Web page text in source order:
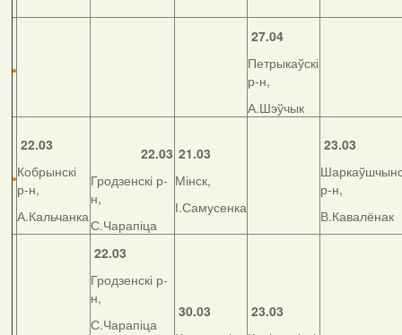
27.04
Петрыкаўскі
р-н,
А.Шэўчык
22.03
Кобрынскі
р-н,
А.Кальчанка
22.03
Гродзенскі р-
н,
С.Чарапіца
21.03
Мінск,
І.Самусенка
23.03
р-н,
В.Кавалёнак
22.03
Гродзенскі р-
н,
С.Чарапіца
30.03
23.03